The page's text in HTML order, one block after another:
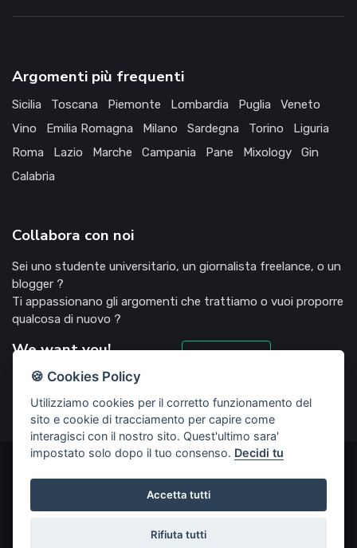
Argomenti più frequenti
Sicilia Toscana Piemonte Lombardia Puglia
Veneto
Vino
Emilia Romagna Milano Sardegna Torino
Liguria
Roma
Lazio Marche Campania Pane Mixology
Gin
Calabria
Collabora con noi
Sei uno studente universitario, un giornalista freelance, o un
blogger ?
Ti appassionano gli argomenti che trattiamo o vuoi proporre
qualcosa di nuovo ?
We want you!
©2022 Deliziosooo.it - v. 1.1.0 - Tutti i diritti sono riservati,
vietata la riproduzione senza accordi preventivi
Start Up creata daRubisco web agency
🍪 Cookies Policy
Utilizziamo cookies per il corretto funzionamento del
sito e cookie di tracciamento per capire come
interagisci con il nostro sito. Quest'ultimo sara'
impostato solo dopo il tuo consenso. Decidi tu
Accetta tutti
Rifiuta tutti